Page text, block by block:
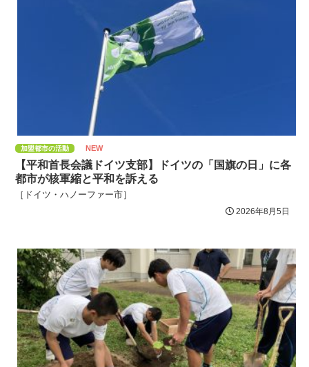
加盟都市の活動 NEW
【平和首長会議ドイツ支部】ドイツの「国旗の日」に各
都市が核軍縮と平和を訴える
［ドイツ・ハノーファー市］
2026年8月5日